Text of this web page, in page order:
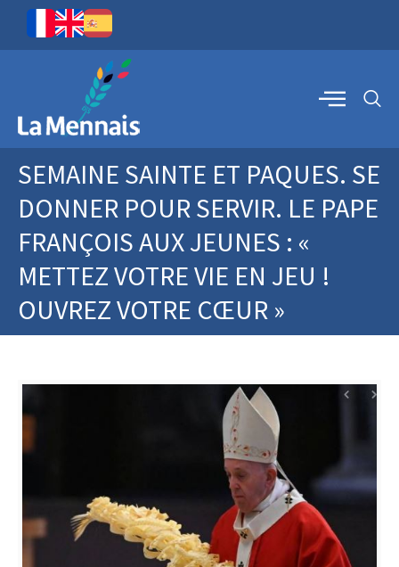
SEMAINE SAINTE ET PAQUES. SE
DONNER POUR SERVIR. LE PAPE
FRANÇOIS AUX JEUNES : «
METTEZ VOTRE VIE EN JEU !
OUVREZ VOTRE CŒUR »